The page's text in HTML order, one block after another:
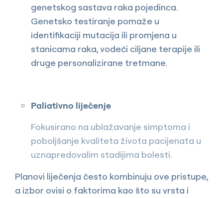
genetskog sastava raka pojedinca.
Genetsko testiranje pomaže u
identifikaciji mutacija ili promjena u
stanicama raka, vodeći ciljane terapije ili
druge personalizirane tretmane.
Paliativno liječenje
Fokusirano na ublažavanje simptoma i
poboljšanje kvaliteta života pacijenata u
uznapredovalim stadijima bolesti.
Planovi liječenja često kombinuju ove pristupe,
a izbor ovisi o faktorima kao što su vrsta i